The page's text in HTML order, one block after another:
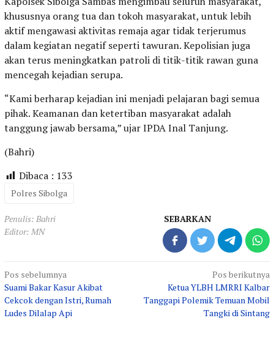
khususnya orang tua dan tokoh masyarakat, untuk lebih
aktif mengawasi aktivitas remaja agar tidak terjerumus
dalam kegiatan negatif seperti tawuran. Kepolisian juga
akan terus meningkatkan patroli di titik-titik rawan guna
mencegah kejadian serupa.
“Kami berharap kejadian ini menjadi pelajaran bagi semua
pihak. Keamanan dan ketertiban masyarakat adalah
tanggung jawab bersama,” ujar IPDA Inal Tanjung.
(Bahri)
Dibaca : 133
Polres Sibolga
Penulis: Bahri
Editor: MN
SEBARKAN
Navigasi
pos
Pos sebelumnya
Suami Bakar Kasur Akibat
Cekcok dengan Istri, Rumah
Ludes Dilalap Api
Pos berikutnya
Ketua YLBH LMRRI Kalbar
Tanggapi Polemik Temuan Mobil
Tangki di Sintang